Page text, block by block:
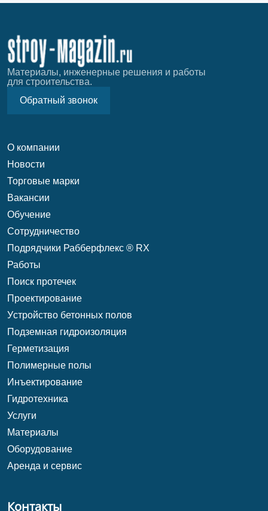
Материалы, инженерные решения и работы
для строительства.
Обратный звонок
О компании
Новости
Торговые марки
Вакансии
Обучение
Сотрудничество
Подрядчики Рабберфлекс ® RX
Работы
Поиск протечек
Проектирование
Уcтройство бетонных полов
Подземная гидроизоляция
Герметизация
Полимерные полы
Инъектирование
Гидротехника
Услуги
Материалы
Оборудование
Аренда и сервис
Контакты